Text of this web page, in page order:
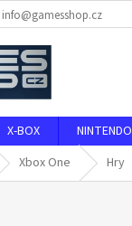
info@gamesshop.cz
X-BOX NINTENDO
Xbox One Hry